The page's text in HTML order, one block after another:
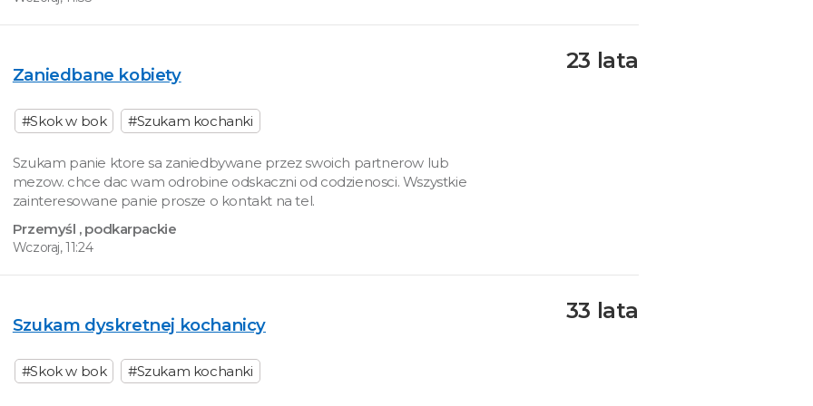
Zaniedbane kobiety
#Skok w bok #Szukam kochanki
Szukam panie ktore sa zaniedbywane przez swoich partnerow lub
mezow. chce dac wam odrobine odskaczni od codzienosci. Wszystkie
zainteresowane panie prosze o kontakt na tel.
Przemyśl , podkarpackie
Wczoraj, 11:24
23 lata
Szukam dyskretnej kochanicy
#Skok w bok #Szukam kochanki
33 lata